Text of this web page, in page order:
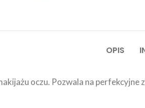
OPIS
oczu. Pozwala na